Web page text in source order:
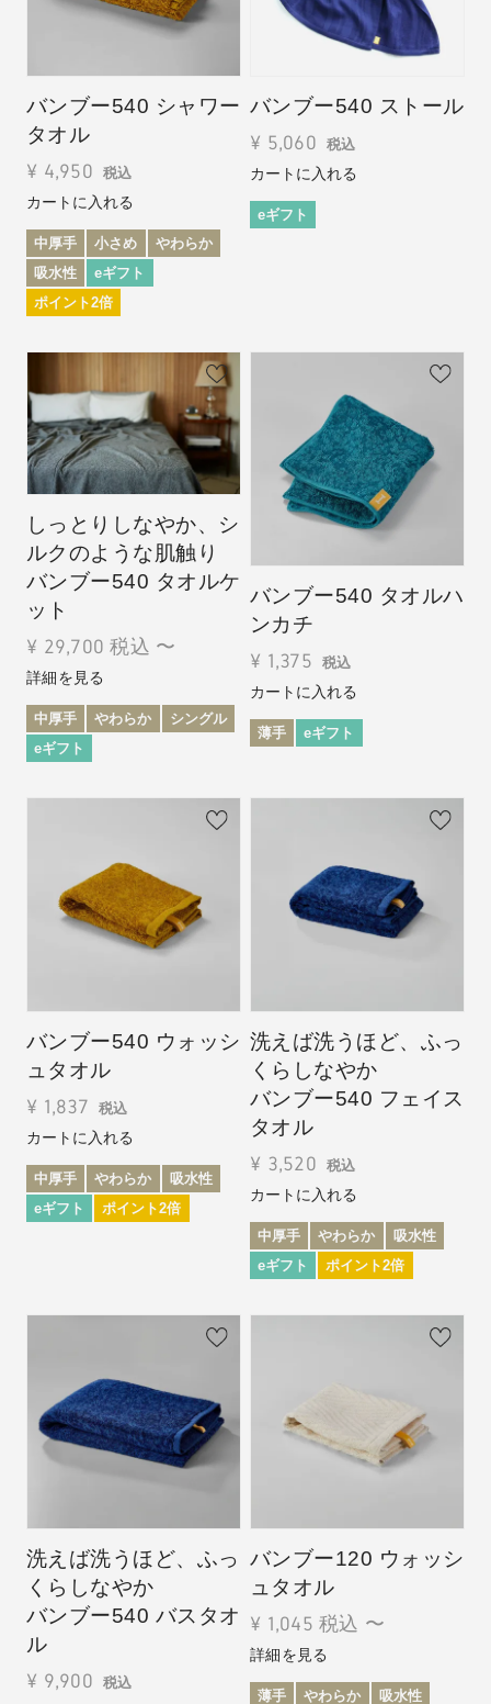
バンブー540 シャワー
タオル
¥ 4,950 税込
カートに入れる
中厚手 小さめ
やわらか
吸水性
eギフト
ポイント2倍
バンブー540 ストール
¥ 5,060 税込
カートに入れる
eギフト
しっとりしなやか、シ
ルクのような肌触り
バンブー540 タオルケ
ット
¥ 29,700 税込 〜
詳細を見る
中厚手 やわらか
シングル
eギフト
バンブー540 タオルハ
ンカチ
¥ 1,375 税込
カートに入れる
薄手 eギフト
バンブー540 ウォッシ
ュタオル
¥ 1,837 税込
カートに入れる
中厚手 やわらか
吸水性
eギフト
ポイント2倍
洗えば洗うほど、ふっ
くらしなやか
バンブー540 フェイス
タオル
¥ 3,520 税込
カートに入れる
中厚手 やわらか
吸水性
eギフト
ポイント2倍
洗えば洗うほど、ふっ
くらしなやか
バンブー540 バスタオ
ル
¥ 9,900 税込
バンブー120 ウォッシ
ュタオル
¥ 1,045 税込 〜
詳細を見る
薄手 やわらか 吸水性